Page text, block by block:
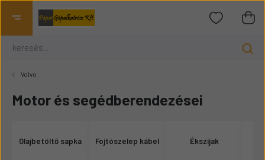
Volvo
Motor és segédberendezései
Olajbetöltő sapka Fojtószelep kábel Ékszíjak